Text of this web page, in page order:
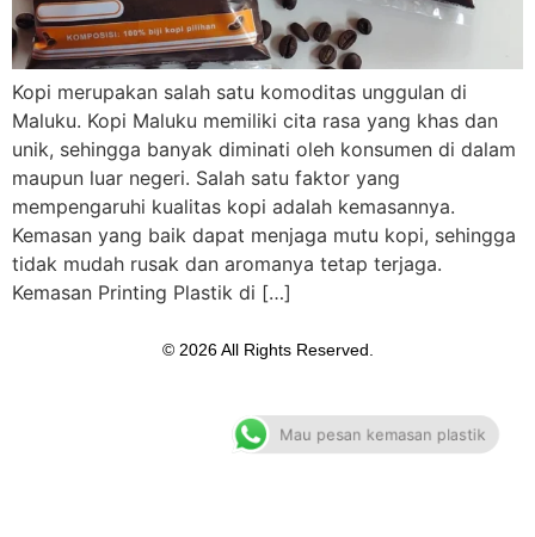
Kopi merupakan salah satu komoditas unggulan di
Maluku. Kopi Maluku memiliki cita rasa yang khas dan
unik, sehingga banyak diminati oleh konsumen di dalam
maupun luar negeri. Salah satu faktor yang
mempengaruhi kualitas kopi adalah kemasannya.
Kemasan yang baik dapat menjaga mutu kopi, sehingga
tidak mudah rusak dan aromanya tetap terjaga.
Kemasan Printing Plastik di […]
© 2026 All Rights Reserved.
Mau pesan kemasan plastik